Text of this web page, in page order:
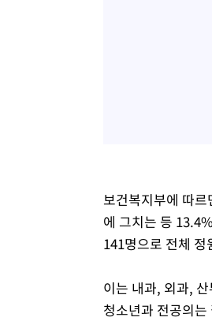
보건복지부에 따
에 그치는 등
141명으로 전체
이는 내과, 외과,
청소년과 전공의